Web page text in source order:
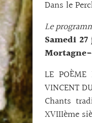
Dans le
Le
Samedi
LE POÈME
VINCENT
Chants
XVIIIème